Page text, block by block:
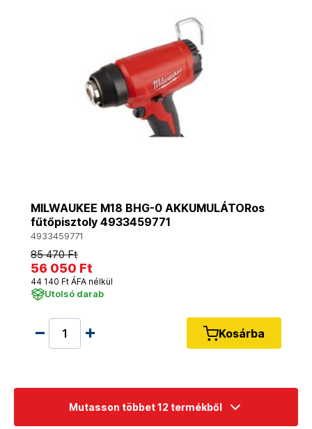
MILWAUKEE M18 BHG-0 AKKUMULÁTORos
fűtőpisztoly 4933459771
4933459771
85 470 Ft
56 050 Ft
44 140 Ft ÁFA nélkül
Utolsó darab
Kosárba
Mutasson többet 12 termékből